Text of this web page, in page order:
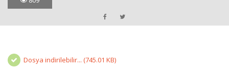
Dosya indirilebilir... (745.01 KB)